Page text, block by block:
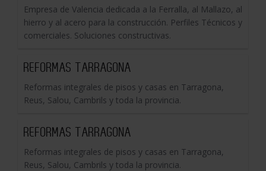
Empresa de Valencia dedicada a la Ferralla, al Mallazo, al
hierro y al acero para la construcción. Perfiles Técnicos y
comerciales. Soluciones constructivas.
REFORMAS TARRAGONA
Reformas integrales de pisos y casas en Tarragona,
Reus, Salou, Cambrils y toda la provincia.
REFORMAS TARRAGONA
Reformas integrales de pisos y casas en Tarragona,
Reus, Salou, Cambrils y toda la provincia.